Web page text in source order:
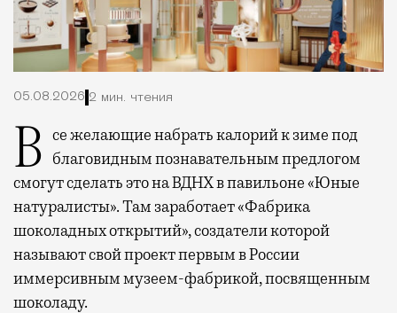
05.08.2026 2 мин. чтения
Все желающие набрать калорий к зиме под благовидным познавательным предлогом
смогут сделать это на ВДНХ в павильоне «Юные
натуралисты». Там заработает «Фабрика
шоколадных открытий», создатели которой
называют свой проект первым в России
иммерсивным музеем-фабрикой, посвященным
шоколаду.